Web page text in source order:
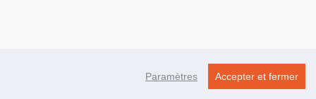
Paramètres Accepter et fermer